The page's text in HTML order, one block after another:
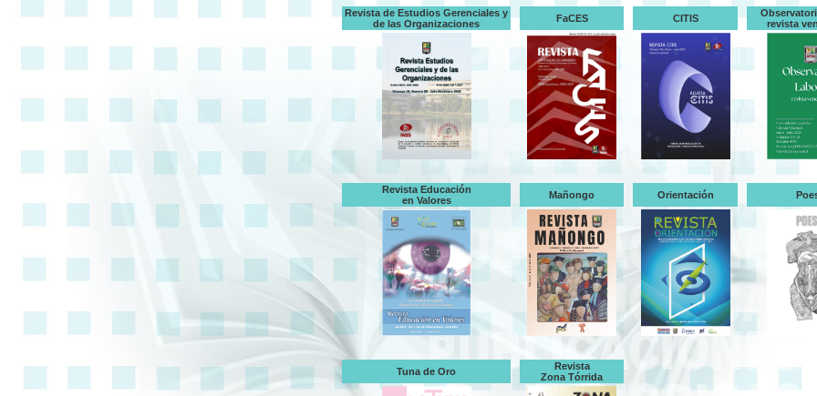
Revista de Estudios Gerenciales y
de las Organizaciones
FaCES CITIS
revista
Revista Educación
en Valores
Mañongo Orientación
Tuna de Oro
Revista
Zona Tórrida